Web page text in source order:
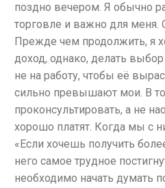
поздно вечером. Я обычно
торговле и важно для меня.
Прежде чем продолжить, я
доход, однако, делать
не на работу, чтобы её
сильно превышают мои. В то
проконсультировать, а не
хорошо платят. Когда мы с
«Если хочешь получить
него самое трудное
необходимо начать думать